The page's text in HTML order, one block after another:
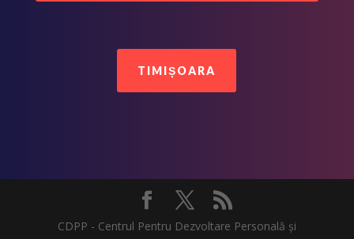
TIMIȘOARA
CDPP - Centrul Pentru Dezvoltare Personală și